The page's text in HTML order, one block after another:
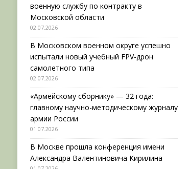
военную службу по контракту в
Московской области
02.07.2026
В Московском военном округе успешно
испытали новый учебный FPV-дрон
самолетного типа
02.07.2026
«Армейскому сборнику» — 32 года:
главному научно-методическому журналу
армии России
01.07.2026
В Москве прошла конференция имени
Александра Валентиновича Кирилина